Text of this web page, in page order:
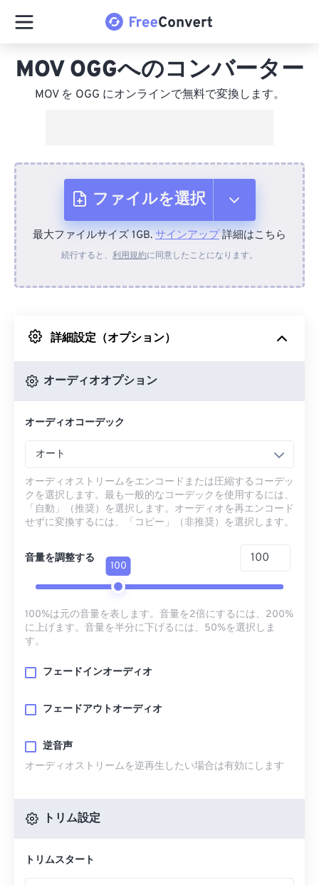
MOV OGGへのコンバーター
MOV を OGG にオンラインで無料で変換します。
ファイルを選択
デバイスから
Googleドライブから
最大ファイルサイズ 1GB. サインアップ詳細はこちら
続行すると、 利用規約に同意したことになります。
詳細設定（オプション）
オーディオオプション
オーディオコーデック
オート
オーディオストリームをエンコードまたは圧縮するコーデッ
クを選択します。最も一般的なコーデックを使用するには、
「自動」（推奨）を選択します。オーディオを再エンコード
せずに変換するには、「コピー」（非推奨）を選択します。
音量を調整する
100
100%は元の音量を表します。音量を2倍にするには、200%
に上げます。音量を半分に下げるには、50%を選択しま
す。
フェードインオーディオ
フェードアウトオーディオ
逆音声
オーディオストリームを逆再生したい場合は有効にします
トリム設定
トリムスタート